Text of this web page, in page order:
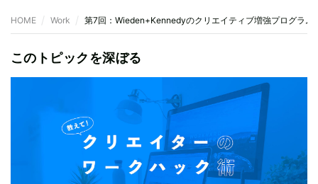
HOME Work 第7回：Wieden+Kennedyのクリエイティブ増強プログラム
このトピックを深ぼる